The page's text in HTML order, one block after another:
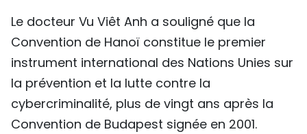
Le docteur Vu Viêt Anh a souligné que la
Convention de Hanoï constitue le premier
instrument international des Nations Unies sur
la prévention et la lutte contre la
cybercriminalité, plus de vingt ans après la
Convention de Budapest signée en 2001.